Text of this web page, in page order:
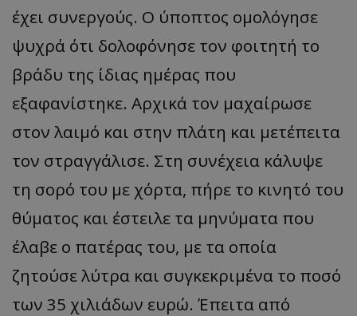
έχει συνεργούς. Ο ύποπτος ομολόγησε
ψυχρά ότι δολοφόνησε τον φοιτητή το
βράδυ της ίδιας ημέρας που
εξαφανίστηκε. Αρχικά τον μαχαίρωσε
στον λαιμό και στην πλάτη και μετέπειτα
τον στραγγάλισε. Στη συνέχεια κάλυψε
τη σορό του με χόρτα, πήρε το κινητό του
θύματος και έστειλε τα μηνύματα που
έλαβε ο πατέρας του, με τα οποία
ζητούσε λύτρα και συγκεκριμένα το ποσό
των 35 χιλιάδων ευρώ. Έπειτα από